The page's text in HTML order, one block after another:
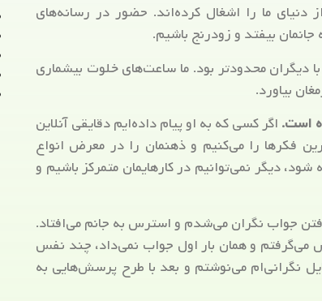
ما را اشغال کرده‌اند. حضور در رسانه‌های
بیفتد و زودرنج باشیم.
دیگران محدودتر بود. ما ساعت‌های خلوت بیشماری
بیاورد.
است. اگر کسی که به او پیام داده‌ایم دقایقی آنلاین
فکرها را می‌کنیم و ذهنمان را در معرض انواع
دیگر نمی‌توانیم در کارهایمان متمرکز باشیم و
جواب نگران می‌شدم و استرس به جانم می‌افتاد.
می‌گرفتم و همان بار اول جواب نمی‌داد، چند نفس
نگرانی‌ام می‌نوشتم و بعد با طرح پرسش‌هایی به